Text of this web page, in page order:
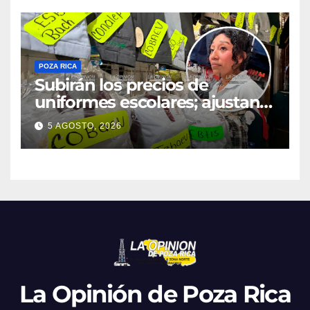
POZA RICA
Subirán los precios de
uniformes escolares; ajustan
promociones
5 AGOSTO, 2026
La Opinión de Poza Rica